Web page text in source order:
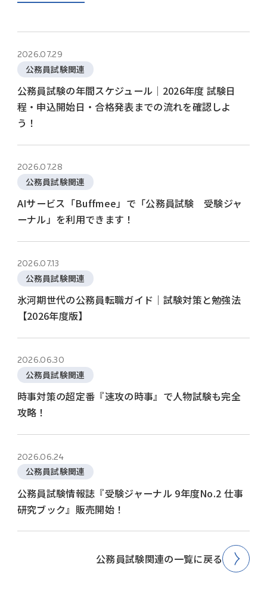
2026.07.29
公務員試験関連
公務員試験の年間スケジュール│2026年度 試験日
程・申込開始日・合格発表までの流れを確認しよ
う！
2026.07.28
公務員試験関連
AIサービス「Buffmee」で「公務員試験 受験ジャ
ーナル」を利用できます！
2026.07.13
公務員試験関連
氷河期世代の公務員転職ガイド｜試験対策と勉強法
【2026年度版】
2026.06.30
公務員試験関連
時事対策の超定番『速攻の時事』で人物試験も完全
攻略！
2026.06.24
公務員試験関連
公務員試験情報誌『受験ジャーナル 9年度No.2 仕事
研究ブック』販売開始！
公務員試験関連の一覧に戻る